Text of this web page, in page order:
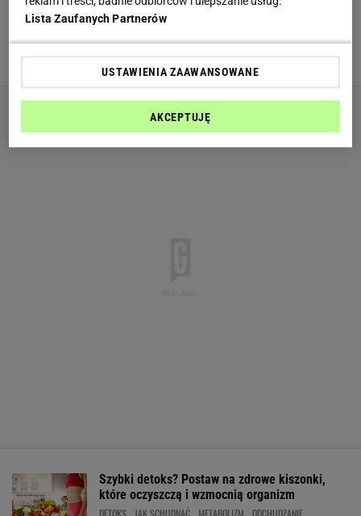
spalamy podczas jazdy na rolkach? Jakie
SPOSOBY NA SZCZUPŁĄ SYLWETKĘ TRENING I ĆWICZENIA
Szybki detoks? Postaw na zdrowe kiszonki,
które oczyszczą i wzmocnią organizm
DETOKS JAK SCHUDNĄĆ METABOLIZM ODCHUDZANIE
Lista Zaufanych Partnerów
USTAWIENIA ZAAWANSOWANE
AKCEPTUJĘ